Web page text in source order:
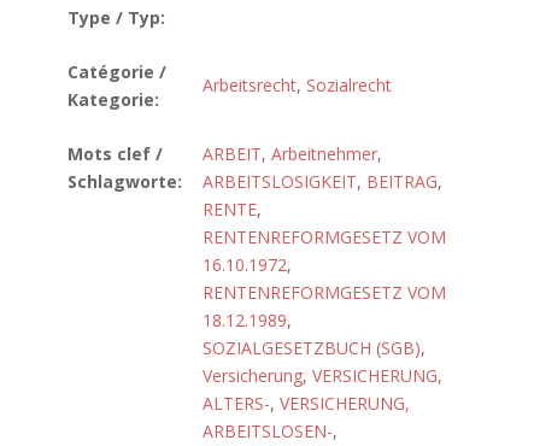
Type / Typ:
Catégorie /
Kategorie:
Arbeitsrecht, Sozialrecht
Mots clef /
Schlagworte:
ARBEIT, Arbeitnehmer,
ARBEITSLOSIGKEIT, BEITRAG,
RENTE,
RENTENREFORMGESETZ VOM
16.10.1972,
RENTENREFORMGESETZ VOM
18.12.1989,
SOZIALGESETZBUCH (SGB),
Versicherung, VERSICHERUNG,
ALTERS-, VERSICHERUNG,
ARBEITSLOSEN-,